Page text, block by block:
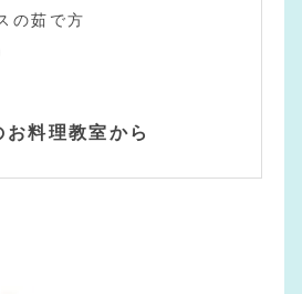
の茹で方
料理教室から